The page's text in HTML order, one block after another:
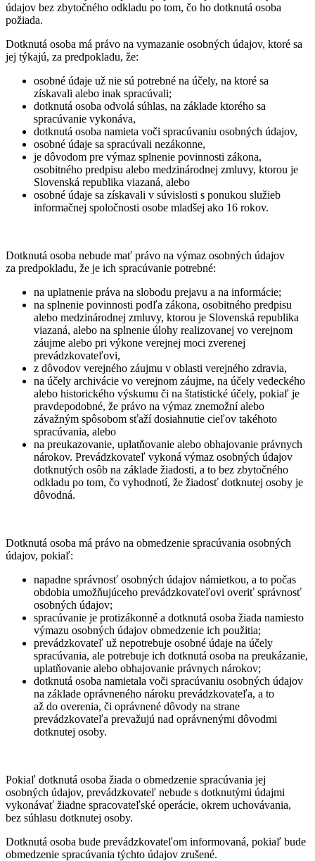
údajov bez zbytočného odkladu po tom, čo ho dotknutá osoba
požiada.
Dotknutá osoba má právo na vymazanie osobných údajov, ktoré sa
jej týkajú, za predpokladu, že:
osobné údaje už nie sú potrebné na účely, na ktoré sa
získavali alebo inak spracúvali;
dotknutá osoba odvolá súhlas, na základe ktorého sa
spracúvanie vykonáva,
dotknutá osoba namieta voči spracúvaniu osobných údajov,
osobné údaje sa spracúvali nezákonne,
je dôvodom pre výmaz splnenie povinnosti zákona,
osobitného predpisu alebo medzinárodnej zmluvy, ktorou je
Slovenská republika viazaná, alebo
osobné údaje sa získavali v súvislosti s ponukou služieb
informačnej spoločnosti osobe mladšej ako 16 rokov.
Dotknutá osoba nebude mať právo na výmaz osobných údajov
za predpokladu, že je ich spracúvanie potrebné:
na uplatnenie práva na slobodu prejavu a na informácie;
na splnenie povinnosti podľa zákona, osobitného predpisu
alebo medzinárodnej zmluvy, ktorou je Slovenská republika
viazaná, alebo na splnenie úlohy realizovanej vo verejnom
záujme alebo pri výkone verejnej moci zverenej
prevádzkovateľovi,
z dôvodov verejného záujmu v oblasti verejného zdravia,
na účely archivácie vo verejnom záujme, na účely vedeckého
alebo historického výskumu či na štatistické účely, pokiaľ je
pravdepodobné, že právo na výmaz znemožní alebo
závažným spôsobom sťaží dosiahnutie cieľov takéhoto
spracúvania, alebo
na preukazovanie, uplatňovanie alebo obhajovanie právnych
nárokov. Prevádzkovateľ vykoná výmaz osobných údajov
dotknutých osôb na základe žiadosti, a to bez zbytočného
odkladu po tom, čo vyhodnotí, že žiadosť dotknutej osoby je
dôvodná.
Dotknutá osoba má právo na obmedzenie spracúvania osobných
údajov, pokiaľ:
napadne správnosť osobných údajov námietkou, a to počas
obdobia umožňujúceho prevádzkovateľovi overiť správnosť
osobných údajov;
spracúvanie je protizákonné a dotknutá osoba žiada namiesto
výmazu osobných údajov obmedzenie ich použitia;
prevádzkovateľ už nepotrebuje osobné údaje na účely
spracúvania, ale potrebuje ich dotknutá osoba na preukázanie,
uplatňovanie alebo obhajovanie právnych nárokov;
dotknutá osoba namietala voči spracúvaniu osobných údajov
na základe oprávneného nároku prevádzkovateľa, a to
až do overenia, či oprávnené dôvody na strane
prevádzkovateľa prevažujú nad oprávnenými dôvodmi
dotknutej osoby.
Pokiaľ dotknutá osoba žiada o obmedzenie spracúvania jej
osobných údajov, prevádzkovateľ nebude s dotknutými údajmi
vykonávať žiadne spracovateľské operácie, okrem uchovávania,
bez súhlasu dotknutej osoby.
Dotknutá osoba bude prevádzkovateľom informovaná, pokiaľ bude
obmedzenie spracúvania týchto údajov zrušené.